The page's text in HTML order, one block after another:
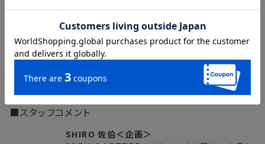
＜よくあるご質問＞
・過去に販売していたSPRING LETTERと同じ香りですか？
→2023年に販売した製品と同じ香りです。
■スタッフコメント
SHIRO 佐伯＜企画＞